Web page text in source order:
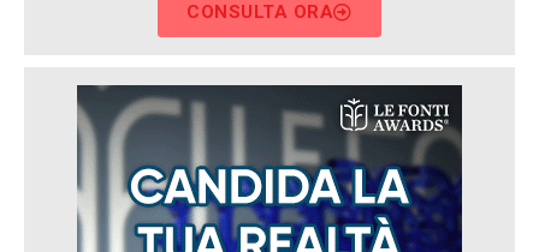
CONSULTA ORA